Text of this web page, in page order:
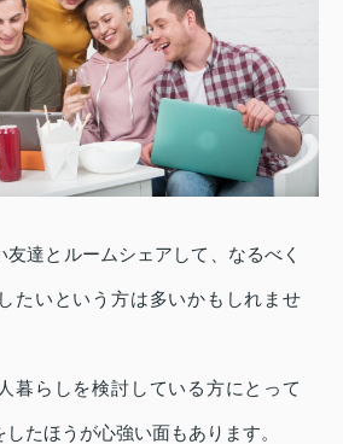
達とルームシェアして、なるべく
たいという方は多いかもしれませ
暮らしを検討している方にとって
たほうが心強い面もあります。